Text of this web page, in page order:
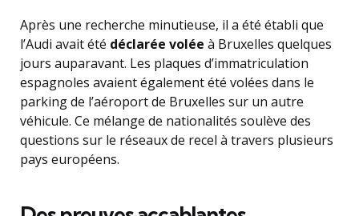
Après une recherche minutieuse, il a été établi que
l’Audi avait été déclarée volée à Bruxelles quelques
jours auparavant. Les plaques d’immatriculation
espagnoles avaient également été volées dans le
parking de l’aéroport de Bruxelles sur un autre
véhicule. Ce mélange de nationalités soulève des
questions sur le réseaux de recel à travers plusieurs
pays européens.